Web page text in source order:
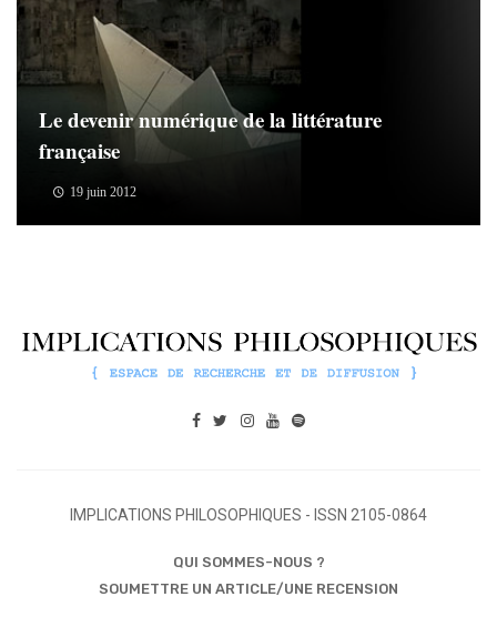
Le devenir numérique de la littérature
française
19 juin 2012
IMPLICATIONS PHILOSOPHIQUES - ISSN 2105-0864
QUI SOMMES-NOUS ?
SOUMETTRE UN ARTICLE/UNE RECENSION